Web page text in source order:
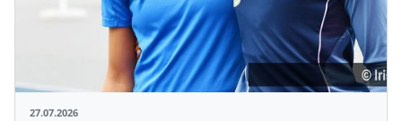
27.07.2026